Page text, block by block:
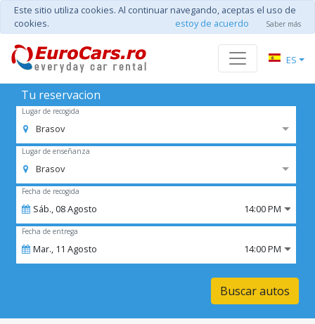
Este sitio utiliza cookies. Al continuar navegando, aceptas el uso de
cookies.
estoy de acuerdo Saber más
ES
Tu reservacion
Lugar de recogida
Brasov
Lugar de enseñanza
Brasov
Fecha de recogida
Sáb.,08Agosto 14:00 PM
Fecha de entrega
Mar., 11 Agosto 14:00 PM
Buscar autos